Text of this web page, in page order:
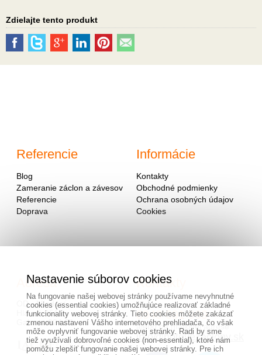
Zdielajte tento produkt
Referencie
Blog
Zameranie záclon a závesov
Referencie
Doprava
Informácie
Kontakty
Obchodné podmienky
Ochrana osobných údajov
Cookies
Adresa
OD - Mladosť
Hlavná 951
Galanta 924 01
Kontakty
0940 091 999
alebo na mailovej adrese
info@hotovezaclony.sk
Nastavenie súborov cookies
Na fungovanie našej webovej stránky používame nevyhnutné
cookies (essential cookies) umožňujúce realizovať základné
funkcionality webovej stránky. Tieto cookies môžete zakázať
zmenou nastavení Vášho internetového prehliadača, čo však
môže ovplyvniť fungovanie webovej stránky. Radi by sme
tiež využívali dobrovoľné cookies (non-essential), ktoré nám
pomôžu zlepšiť fungovanie našej webovej stránky. Pre ich